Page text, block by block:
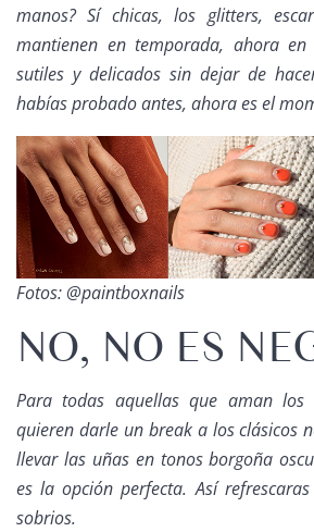
manos? Sí chicas, losglitters,
mantienen en temporada, ahora
sutiles y delicados sin dejar de
habías probado antes, ahora es el
Fotos: @paintboxnails
NO, NO ES
Para todas aquellas que aman los
quieren darle un breaka los clásicos
llevar las uñas en tonos borgoña
es la opción perfecta. Así
sobrios.